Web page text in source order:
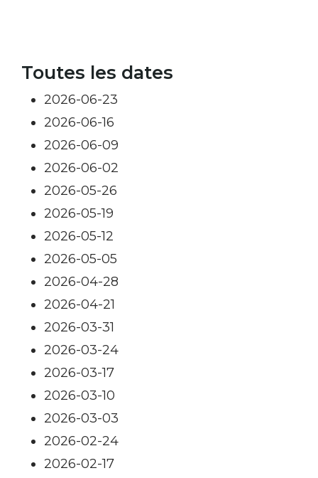
Toutes les dates
2026-06-23
2026-06-16
2026-06-09
2026-06-02
2026-05-26
2026-05-19
2026-05-12
2026-05-05
2026-04-28
2026-04-21
2026-03-31
2026-03-24
2026-03-17
2026-03-10
2026-03-03
2026-02-24
2026-02-17